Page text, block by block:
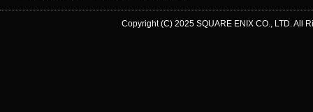
Copyright (C) 2025 SQUARE ENIX CO., LTD. All